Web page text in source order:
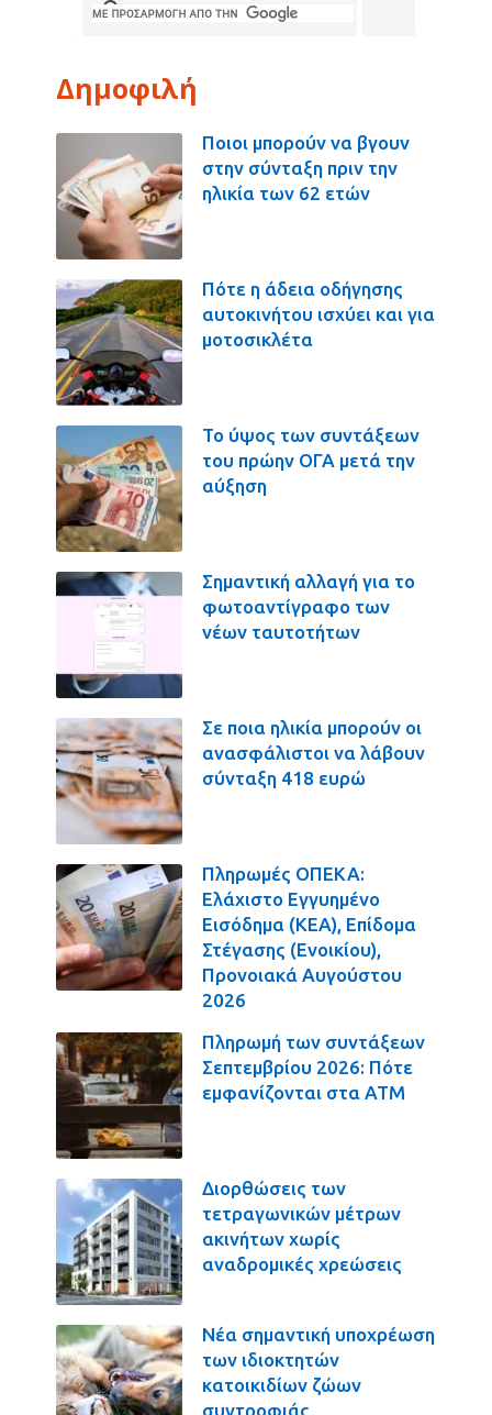
Δημοφιλή
Ποιοι μπορούν να βγουν
στην σύνταξη πριν την
ηλικία των 62 ετών
Πότε η άδεια οδήγησης
αυτοκινήτου ισχύει και για
μοτοσικλέτα
Το ύψος των συντάξεων
του πρώην ΟΓΑ μετά την
αύξηση
Σημαντική αλλαγή για το
φωτοαντίγραφο των
νέων ταυτοτήτων
Σε ποια ηλικία μπορούν οι
ανασφάλιστοι να λάβουν
σύνταξη 418 ευρώ
Πληρωμές ΟΠΕΚΑ:
Ελάχιστο Εγγυημένο
Εισόδημα (ΚΕΑ), Επίδομα
Στέγασης (Ενοικίου),
Προνοιακά Αυγούστου
2026
Πληρωμή των συντάξεων
Σεπτεμβρίου 2026: Πότε
εμφανίζονται στα ΑΤΜ
Διορθώσεις των
τετραγωνικών μέτρων
ακινήτων χωρίς
αναδρομικές χρεώσεις
Νέα σημαντική υποχρέωση
των ιδιοκτητών
κατοικιδίων ζώων
συντροφιάς